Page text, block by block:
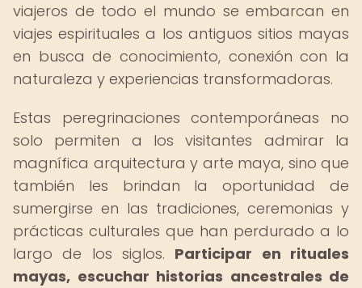
viajeros de todo el mundo se embarcan en
viajes espirituales a los antiguos sitios mayas
en busca de conocimiento, conexión con la
naturaleza y experiencias transformadoras.
Estas peregrinaciones contemporáneas no
solo permiten a los visitantes admirar la
magnífica arquitectura y arte maya, sino que
también les brindan la oportunidad de
sumergirse en las tradiciones, ceremonias y
prácticas culturales que han perdurado a lo
largo de los siglos. Participar en rituales
mayas, escuchar historias ancestrales de